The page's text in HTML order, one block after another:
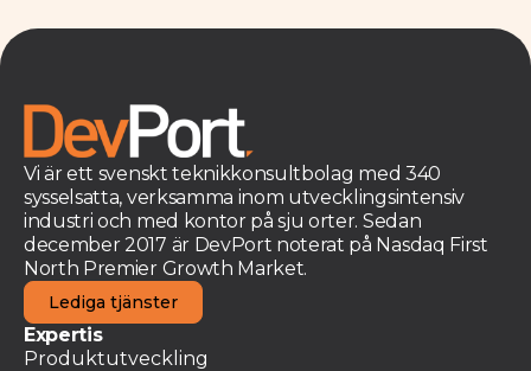
Vi är ett svenskt teknikkonsultbolag med 340
sysselsatta, verksamma inom utvecklingsintensiv
industri och med kontor på sju orter. Sedan
december 2017 är DevPort noterat på Nasdaq First
North Premier Growth Market.
Lediga tjänster
Expertis
Produktutveckling